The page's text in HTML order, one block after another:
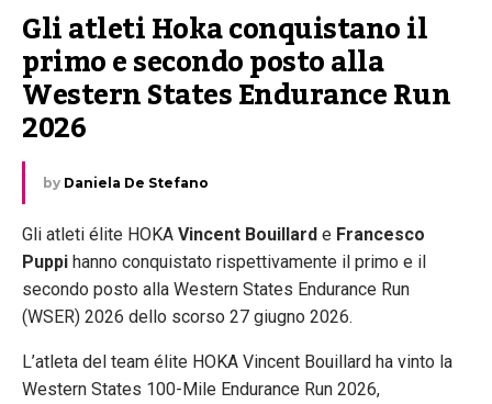
Gli atleti Hoka conquistano il
primo e secondo posto alla
Western States Endurance Run
2026
by Daniela De Stefano
Gli atleti élite HOKA Vincent Bouillard e Francesco
Puppi hanno conquistato rispettivamente il primo e il
secondo posto alla Western States Endurance Run
(WSER) 2026 dello scorso 27 giugno 2026.
L’atleta del team élite HOKA Vincent Bouillard ha vinto la
Western States 100-Mile Endurance Run 2026,